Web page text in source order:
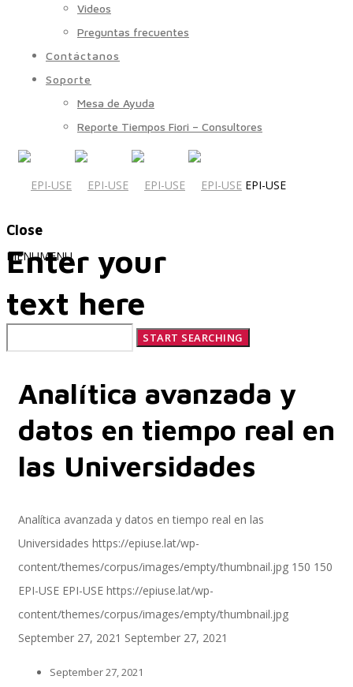
Videos
Preguntas frecuentes
Contáctanos
Soporte
Mesa de Ayuda
Reporte Tiempos Fiori – Consultores
EPI-USE
MENUMENU
Servicios
Servicios y productos cloud
SAP S/4 HANA
EPI-US4HANA
Close
Enter your
text here
Analítica avanzada y
datos en tiempo real en
las Universidades
Analítica avanzada y datos en tiempo real en las
Universidades https://epiuse.lat/wp-
content/themes/corpus/images/empty/thumbnail.jpg 150 150
EPI-USE EPI-USE https://epiuse.lat/wp-
content/themes/corpus/images/empty/thumbnail.jpg
September 27, 2021 September 27, 2021
September 27, 2021